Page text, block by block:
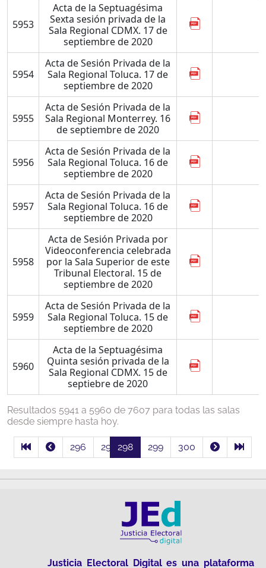
5953
Acta de la Septuagésima
Sexta sesión privada de la
Sala Regional CDMX. 17 de
septiembre de 2020
5954
Acta de Sesión Privada de la
Sala Regional Toluca. 17 de
septiembre de 2020
5955
Acta de Sesión Privada de la
Sala Regional Monterrey. 16
de septiembre de 2020
5956
Acta de Sesión Privada de la
Sala Regional Toluca. 16 de
septiembre de 2020
5957
Acta de Sesión Privada de la
Sala Regional Toluca. 16 de
septiembre de 2020
5958
Acta de Sesión Privada por
Videoconferencia celebrada
por la Sala Superior de este
Tribunal Electoral. 15 de
septiembre de 2020
5959
Acta de Sesión Privada de la
Sala Regional Toluca. 15 de
septiembre de 2020
5960
Acta de la Septuagésima
Quinta sesión privada de la
Sala Regional CDMX. 15 de
septiebre de 2020
Resultados 5941 a 5960 de 7607 para todas las salas
desde siempre hasta hoy.
< 296 297 298 299 300 >
Justicia Electoral Digital es una plataforma